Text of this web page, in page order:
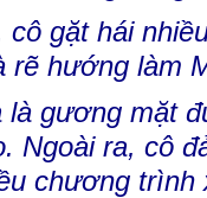
gặt hái
rẽ hướng làm